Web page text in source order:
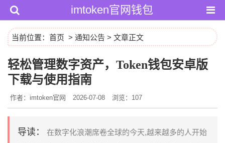
imtoken官网钱包
当前位置： 首页 > 通知公告 > 文章正文
轻松管理数字资产，Token钱包安卓版
下载与使用指南
作者：imtoken官网 2026-07-08 浏览：107
导读：
在数字化浪潮席卷全球的今天,越来越多的人开始